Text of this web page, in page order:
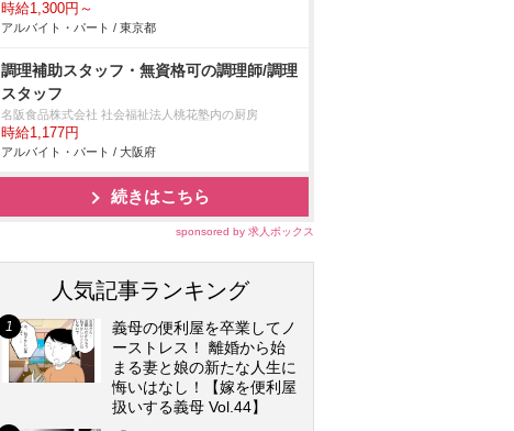
時給1,300円～
アルバイト・パート / 東京都
調理補助スタッフ・無資格可の調理師/調理
スタッフ
名阪食品株式会社 社会福祉法人桃花塾内の厨房
時給1,177円
アルバイト・パート / 大阪府
続きはこちら
sponsored by 求人ボックス
人気記事ランキング
義母の便利屋を卒業してノ
ーストレス！ 離婚から始
まる妻と娘の新たな人生に
悔いはなし！【嫁を便利屋
扱いする義母 Vol.44】